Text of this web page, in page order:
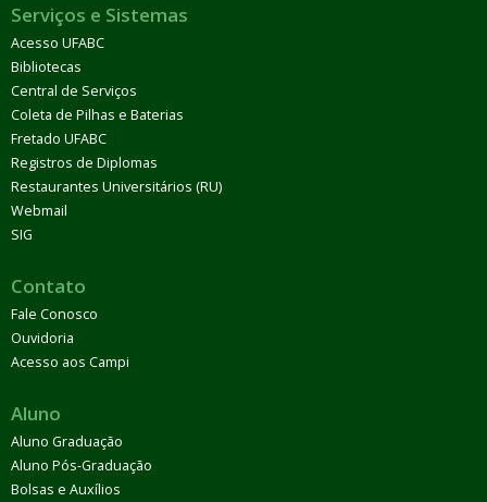
Serviços e Sistemas
Acesso UFABC
Bibliotecas
Central de Serviços
Coleta de Pilhas e Baterias
Fretado UFABC
Registros de Diplomas
Restaurantes Universitários (RU)
Webmail
SIG
Contato
Fale Conosco
Ouvidoria
Acesso aos Campi
Aluno
Aluno Graduação
Aluno Pós-Graduação
Bolsas e Auxílios